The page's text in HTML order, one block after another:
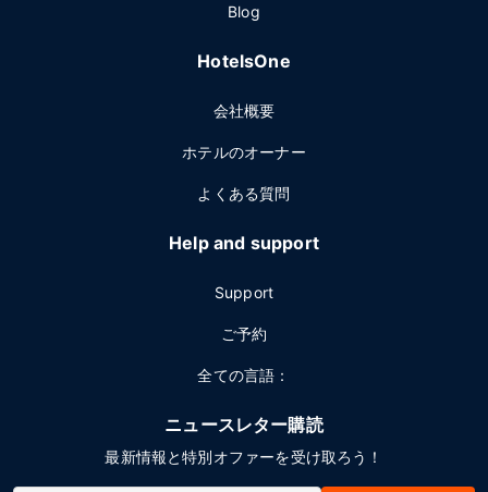
Blog
HotelsOne
会社概要
ホテルのオーナー
よくある質問
Help and support
Support
ご予約
全ての言語：
ニュースレター購読
最新情報と特別オファーを受け取ろう！